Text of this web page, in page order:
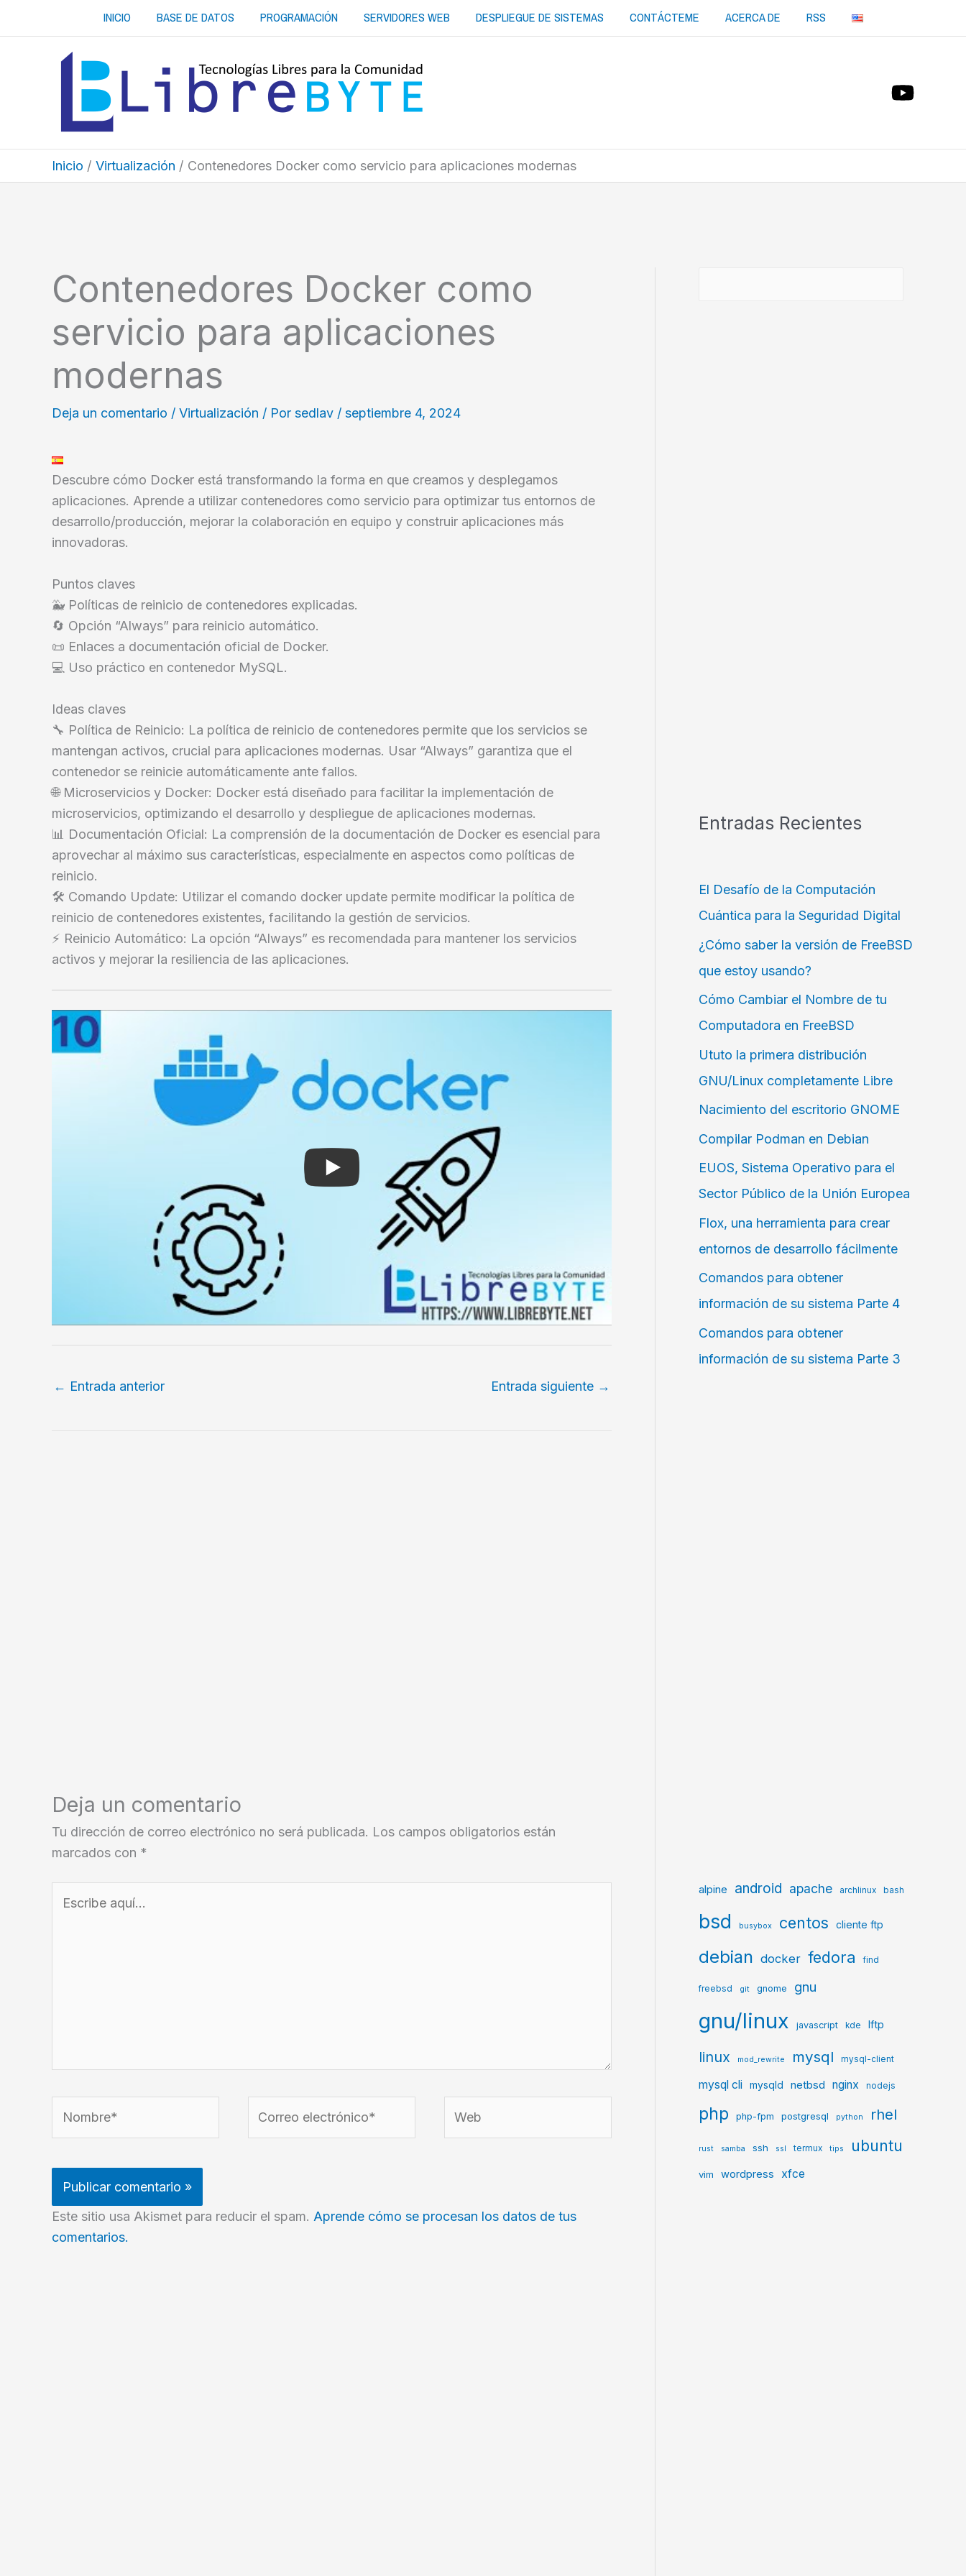
INICIO BASE DE DATOS PROGRAMACIÓN SERVIDORES WEB DESPLIEGUE DE SISTEMAS CONTÁCTEME ACERCA DE RSS
Inicio Virtualización Contenedores Docker como servicio para aplicaciones modernas
Contenedores Docker como
servicio para aplicaciones
modernas
Deja un comentario / Virtualización / Por sedlav / septiembre 4, 2024
Descubre cómo Docker está transformando la forma en que creamos y desplegamos
aplicaciones. Aprende a utilizar contenedores como servicio para optimizar tus entornos de
desarrollo/producción, mejorar la colaboración en equipo y construir aplicaciones más
innovadoras.
Puntos claves
🐳 Políticas de reinicio de contenedores explicadas.
🔄 Opción “Always” para reinicio automático.
📜 Enlaces a documentación oficial de Docker.
💻 Uso práctico en contenedor MySQL.
Ideas claves
🔧 Política de Reinicio: La política de reinicio de contenedores permite que los servicios se
mantengan activos, crucial para aplicaciones modernas. Usar “Always” garantiza que el
contenedor se reinicie automáticamente ante fallos.
🌐 Microservicios y Docker: Docker está diseñado para facilitar la implementación de
microservicios, optimizando el desarrollo y despliegue de aplicaciones modernas.
📊 Documentación Oficial: La comprensión de la documentación de Docker es esencial para
aprovechar al máximo sus características, especialmente en aspectos como políticas de
reinicio.
🛠️ Comando Update: Utilizar el comando docker update permite modificar la política de
reinicio de contenedores existentes, facilitando la gestión de servicios.
⚡ Reinicio Automático: La opción “Always” es recomendada para mantener los servicios
activos y mejorar la resiliencia de las aplicaciones.
← Entrada anterior Entrada siguiente →
Deja un comentario
Tu dirección de correo electrónico no será publicada. Los campos obligatorios están
marcados con *
aquí...
electrónico*
Este sitio usa Akismet para reducir el spam. Aprende cómo se procesan los datos de tus
comentarios.
Entradas Recientes
El Desafío de la Computación
Cuántica para la Seguridad Digital
¿Cómo saber la versión de FreeBSD
que estoy usando?
Cómo Cambiar el Nombre de tu
Computadora en FreeBSD
Ututo la primera distribución
GNU/Linux completamente Libre
Nacimiento del escritorio GNOME
Compilar Podman en Debian
EUOS, Sistema Operativo para el
Sector Público de la Unión Europea
Flox, una herramienta para crear
entornos de desarrollo fácilmente
Comandos para obtener
información de su sistema Parte 4
Comandos para obtener
información de su sistema Parte 3
alpine android apache archlinux bash
bsd busybox centos cliente ftp
debian docker fedora find
freebsd git gnome gnu
gnu/linux javascript kde lftp
linux mod_rewrite mysql mysql-client
mysql cli mysqld netbsd nginx nodejs
php php-fpm postgresql python rhel
rust samba ssh ssl termux tips ubuntu
vim wordpress xfce